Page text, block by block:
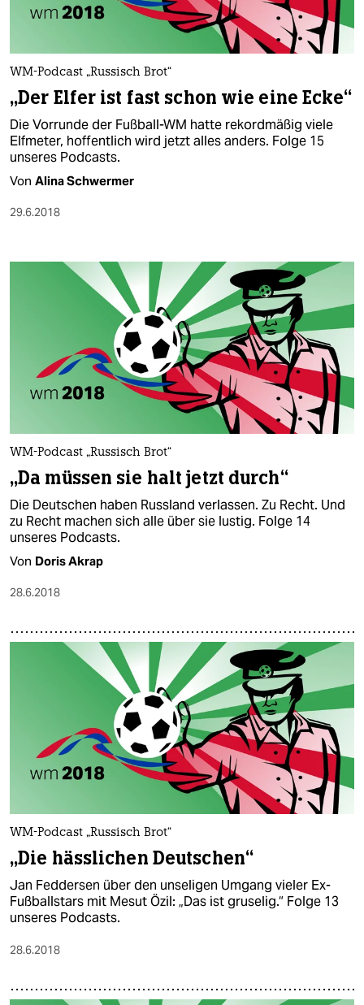
WM-Podcast „Russisch Brot“
„Der Elfer ist fast schon wie eine Ecke“
Die Vorrunde der Fußball-WM hatte rekordmäßig viele
Elfmeter, hoffentlich wird jetzt alles anders. Folge 15
unseres Podcasts.
Von Alina Schwermer
29.6.2018
WM-Podcast „Russisch Brot“
„Da müssen sie halt jetzt durch“
Die Deutschen haben Russland verlassen. Zu Recht. Und
zu Recht machen sich alle über sie lustig. Folge 14
unseres Podcasts.
Von Doris Akrap
28.6.2018
WM-Podcast „Russisch Brot“
„Die hässlichen Deutschen“
Jan Feddersen über den unseligen Umgang vieler Ex-
Fußballstars mit Mesut Özil: „Das ist gruselig.“ Folge 13
unseres Podcasts.
28.6.2018